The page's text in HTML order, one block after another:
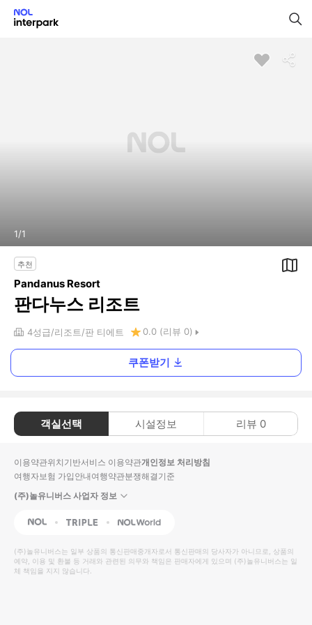
1/1
추천
Pandanus Resort
판다누스 리조트
4성급 리조트 판 티에트 0.0 (리뷰 0)
쿠폰받기
객실선택 시설정보 리뷰 0
이용약관위치기반서비스 이용약관개인정보 처리방침
여행자보험 가입안내여행약관분쟁해결기준
(주)놀유니버스 사업자 정보
NOL Triple Interpark Global
(주)놀유니버스는 일부 상품의 통신판매중개자로서 통신판매의 당사자가 아니므로, 상품의
예약, 이용 및 환불 등 거래와 관련된 의무와 책임은 판매자에게 있으며 (주)놀유니버스는 일
체 책임을 지지 않습니다.